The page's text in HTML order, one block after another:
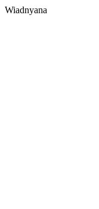
Wiadnyana